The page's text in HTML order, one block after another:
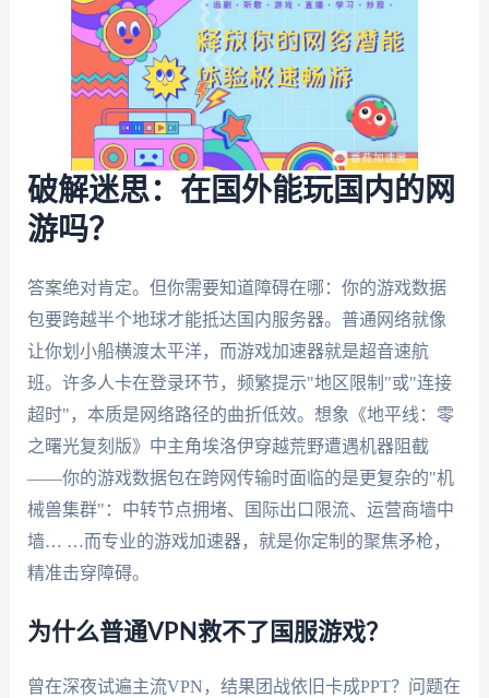
破解迷思：在国外能玩国内的网
游吗？
答案绝对肯定。但你需要知道障碍在哪：你的游戏数据
包要跨越半个地球才能抵达国内服务器。普通网络就像
让你划小船横渡太平洋，而游戏加速器就是超音速航
班。许多人卡在登录环节，频繁提示"地区限制"或"连接
超时"，本质是网络路径的曲折低效。想象《地平线：零
之曙光复刻版》中主角埃洛伊穿越荒野遭遇机器阻截
——你的游戏数据包在跨网传输时面临的是更复杂的"机
械兽集群"：中转节点拥堵、国际出口限流、运营商墙中
墙… …而专业的游戏加速器，就是你定制的聚焦矛枪，
精准击穿障碍。
为什么普通VPN救不了国服游戏？
曾在深夜试遍主流VPN，结果团战依旧卡成PPT？问题在